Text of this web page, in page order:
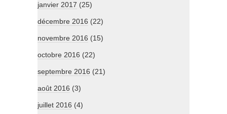
janvier 2017 (25)
décembre 2016 (22)
novembre 2016 (15)
octobre 2016 (22)
septembre 2016 (21)
août 2016 (3)
juillet 2016 (4)